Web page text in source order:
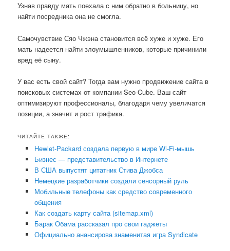
Узнав правду мать поехала с ним обратно в больницу, но
найти посредника она не смогла.
Самочувствие Сяо Чжэна становится всё хуже и хуже. Его
мать надеется найти злоумышленников, которые причинили
вред её сыну.
У вас есть свой сайт? Тогда вам нужно продвижение сайта в
поисковых системах от компании Seo-Cube. Ваш сайт
оптимизируют профессионалы, благодаря чему увеличатся
позиции, а значит и рост трафика.
ЧИТАЙТЕ ТАКЖЕ:
Hewlet-Packard создала первую в мире Wi-Fi-мышь
Бизнес — представительство в Интернете
В США выпустят цитатник Стива Джобса
Немецкие разработчики создали сенсорный руль
Мобильные телефоны как средство современного
общения
Как создать карту сайта (sitemap.xml)
Барак Обама рассказал про свои гаджеты
Официально анансирова знаменитая игра Syndicate